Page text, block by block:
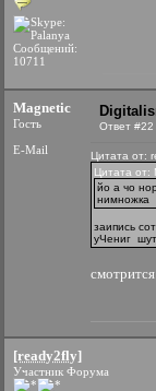
Сообщений:
10711
Magnetic
Гость
E-Mail
Ответ #22
Цитата от:
Цитата от:
йо а чо
нимножка
заипись
уЧениг
[ready2fly]
Участник Форума